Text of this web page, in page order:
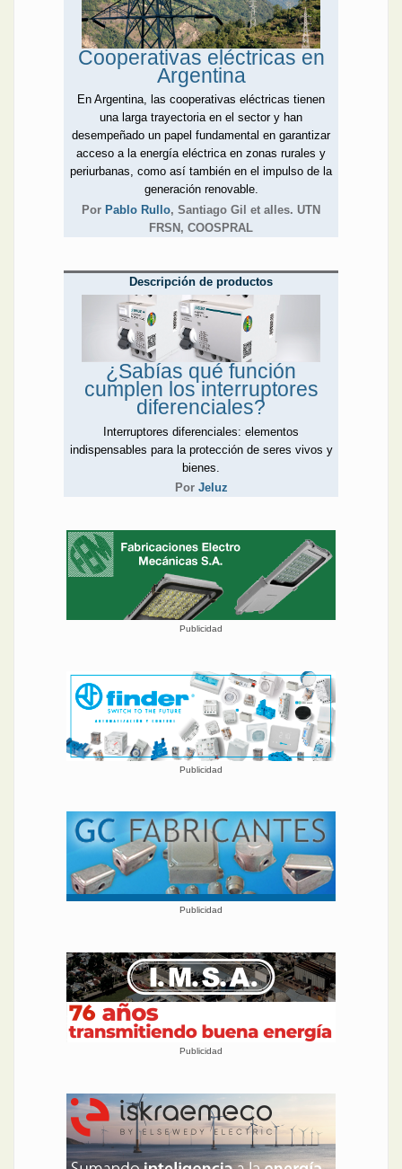
Cooperativas eléctricas en
Argentina
En Argentina, las cooperativas eléctricas tienen
una larga trayectoria en el sector y han
desempeñado un papel fundamental en garantizar
acceso a la energía eléctrica en zonas rurales y
periurbanas, como así también en el impulso de la
generación renovable.
Por Pablo Rullo, Santiago Gil et alles. UTN
FRSN, COOSPRAL
Descripción de productos
¿Sabías qué función
cumplen los interruptores
diferenciales?
Interruptores diferenciales: elementos
indispensables para la protección de seres vivos y
bienes.
Por Jeluz
Publicidad
Publicidad
Publicidad
Publicidad